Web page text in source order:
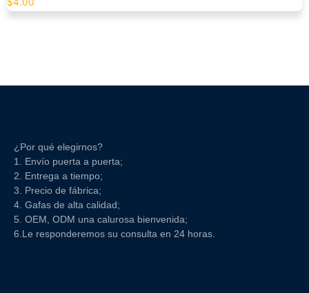
¿Por qué elegirnos?
1. Envío puerta a puerta;
2. Entrega a tiempo;
3. Precio de fábrica;
4. Gafas de alta calidad;
5. OEM, ODM una calurosa bienvenida;
6.Le responderemos su consulta en 24 horas.